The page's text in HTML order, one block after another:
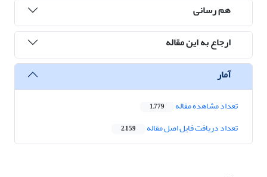
هم رسانی
ارجاع به این مقاله
آمار
تعداد مشاهده مقاله 1,779
تعداد دریافت فایل اصل مقاله 2,159